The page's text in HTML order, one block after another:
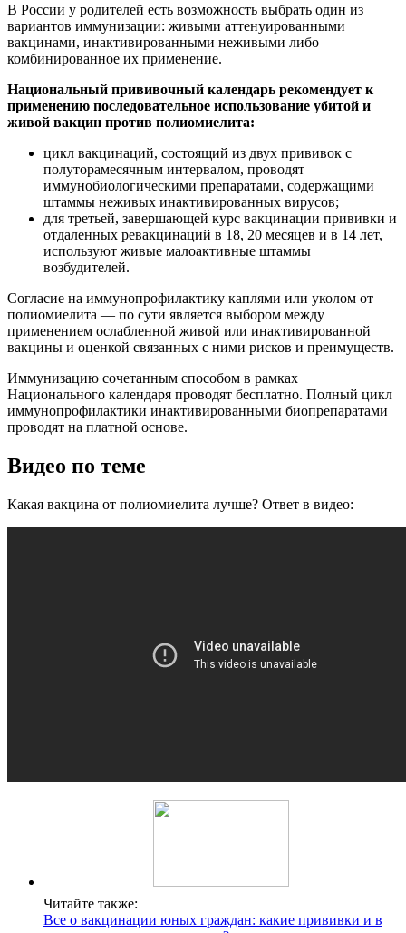
В России у родителей есть возможность выбрать один из
вариантов иммунизации: живыми аттенуированными
вакцинами, инактивированными неживыми либо
комбинированное их применение.
Национальный прививочный календарь рекомендует к
применению последовательное использование убитой и
живой вакцин против полиомиелита:
цикл вакцинаций, состоящий из двух прививок с
полуторамесячным интервалом, проводят
иммунобиологическими препаратами, содержащими
штаммы неживых инактивированных вирусов;
для третьей, завершающей курс вакцинации прививки и
отдаленных ревакцинаций в 18, 20 месяцев и в 14 лет,
используют живые малоактивные штаммы
возбудителей.
Согласие на иммунопрофилактику каплями или уколом от
полиомиелита — по сути является выбором между
применением ослабленной живой или инактивированной
вакцины и оценкой связанных с ними рисков и преимуществ.
Иммунизацию сочетанным способом в рамках
Национального календаря проводят бесплатно. Полный цикл
иммунопрофилактики инактивированными биопрепаратами
проводят на платной основе.
Видео по теме
Какая вакцина от полиомиелита лучше? Ответ в видео:
Читайте также:
Все о вакцинации юных граждан: какие прививки и в